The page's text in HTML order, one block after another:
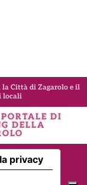
Città di Zagarolo e il
locali
DI
DELLA
privacy